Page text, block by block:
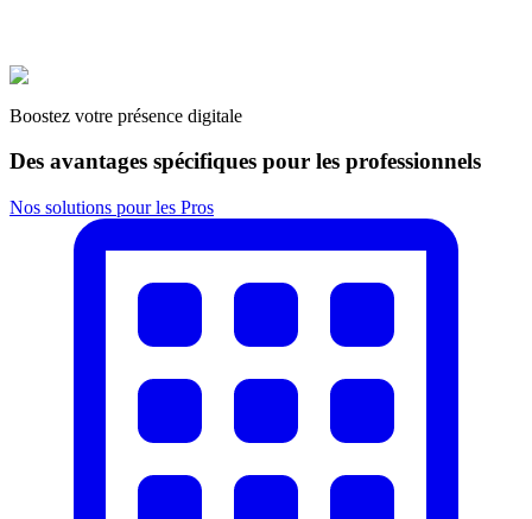
Boostez votre présence digitale
Des avantages spécifiques pour les professionnels
Nos solutions pour les Pros